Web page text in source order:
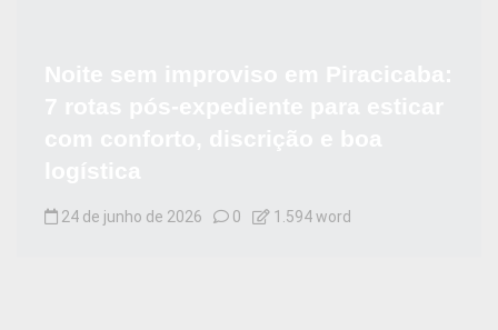
24 de junho de 2026 0 1.594 word